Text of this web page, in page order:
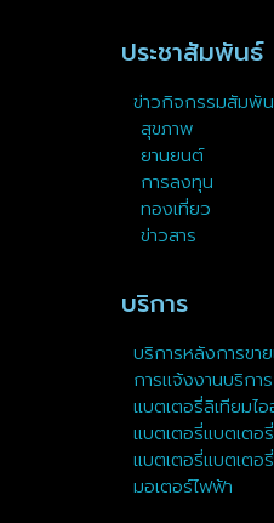
ประชาสัมพันธ์
ข่าวกิจกรรมสัมพั
สุขภาพ
ยานยนต์
การลงทุน
ทองเที่ยว
ข่าวสาร
บริการ
บริการหลังการขา
การแจ้งงานบริการ
แบตเตอรี่ลิเทียมไ
แบตเตอรี่แบตเตอ
แบตเตอรี่แบตเตอ
มอเตอร์ไฟฟ้า